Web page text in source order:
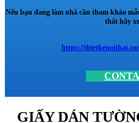
Nếu bạn đang làm nhà cần tham khảo
thất hãy
https://
GIẤY DÁN